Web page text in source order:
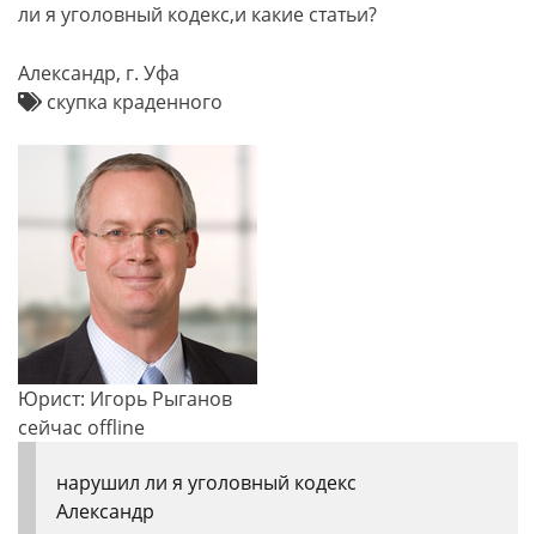
ли я уголовный кодекс,и какие статьи?
Александр, г. Уфа
скупка краденного
Юрист: Игорь Рыганов
сейчас offline
нарушил ли я уголовный кодекс
Александр